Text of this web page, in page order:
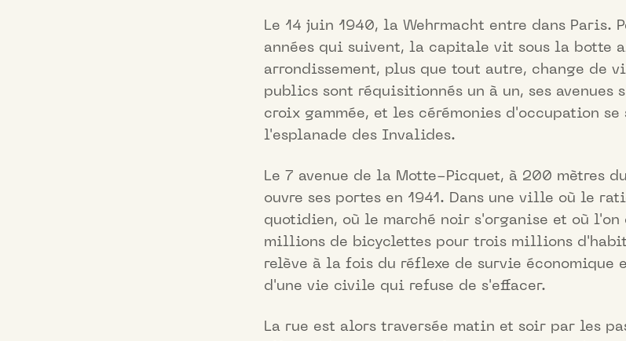
Le 14 juin 1940, la Wehrmacht entre dans Paris.
années qui suivent, la capitale vit sous la botte
arrondissement, plus que tout autre, change de
publics sont réquisitionnés un à un, ses avenues
croix gammée, et les cérémonies d'occupation se
l'esplanade des Invalides.
Le 7 avenue de la Motte-Picquet, à 200 mètres
ouvre ses portes en 1941. Dans une ville où le
quotidien, où le marché noir s'organise et où l'on
millions de bicyclettes pour trois millions
relève à la fois du réflexe de survie économique
d'une vie civile qui refuse de s'effacer.
La rue est alors traversée matin et soir par les